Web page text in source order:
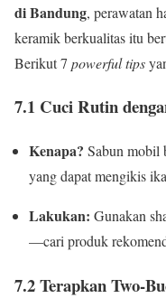
di Bandung, perawatan
keramik berkualitas itu
Berikut 7 powerful tips
7.1 Cuci Rutin
Kenapa? Sabun mobil
yang dapat mengikis
Lakukan: Gunakan
—cari produk
7.2 Terapkan Two-